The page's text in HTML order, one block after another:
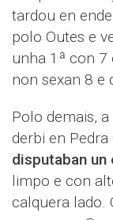
tardou en
polo Outes e
unha 1ª con 7
non sexan 8 e
Polo demais,
derbi en
disputaban
limpo e con
calquera lado.